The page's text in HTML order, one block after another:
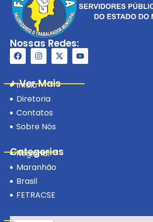
Nossas Redes:
+ Ver Mais
Início
Diretoria
Contatos
Sobre Nós
Categorias
Regional
Maranhão
Brasil
FETRACSE